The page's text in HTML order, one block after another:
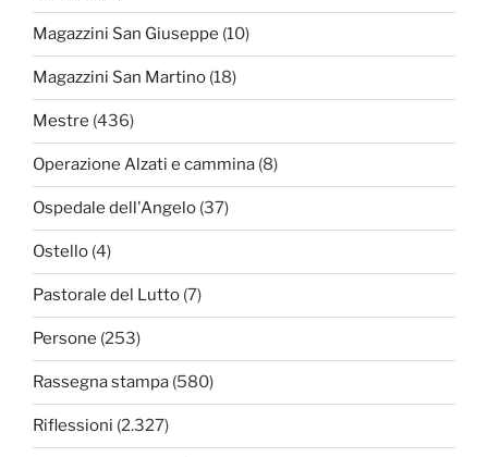
Magazzini San Giuseppe (10)
Magazzini San Martino (18)
Mestre (436)
Operazione Alzati e cammina (8)
Ospedale dell'Angelo (37)
Ostello (4)
Pastorale del Lutto (7)
Persone (253)
Rassegna stampa (580)
Riflessioni (2.327)